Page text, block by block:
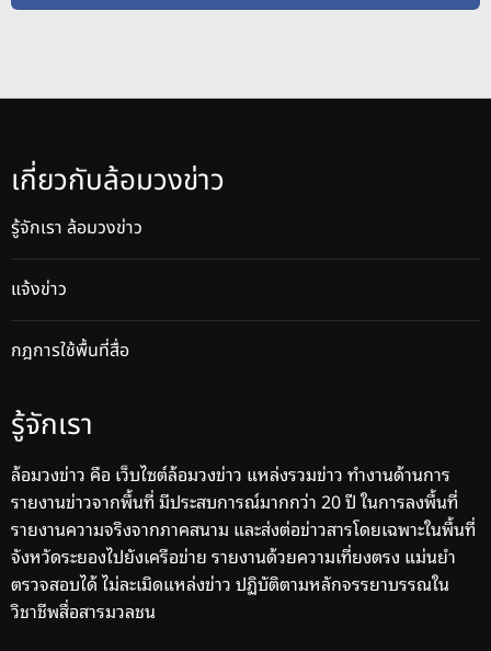
เกี่ยวกับล้อมวงข่าว
รู้จักเรา ล้อมวงข่าว
แจ้งข่าว
กฎการใช้พื้นที่สื่อ
รู้จักเรา
ล้อมวงข่าว คือ เว็บไซต์ล้อมวงข่าว แหล่งรวมข่าว ทำงานด้านการ
รายงานข่าวจากพื้นที่ มีประสบการณ์มากกว่า 20 ปี ในการลงพื้นที่
รายงานความจริงจากภาคสนาม และส่งต่อข่าวสารโดยเฉพาะในพื้นที่
จังหวัดระยองไปยังเครือข่าย รายงานด้วยความเที่ยงตรง แม่นยำ
ตรวจสอบได้ ไม่ละเมิดแหล่งข่าว ปฏิบัติตามหลักจรรยาบรรณใน
วิชาชีพสื่อสารมวลชน